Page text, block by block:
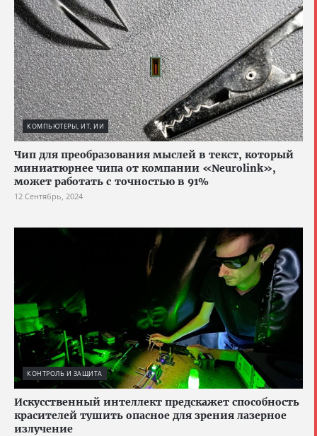
КОМПЬЮТЕРЫ, ИТ, ИИ
Чип для преобразования мыслей в текст, который
миниатюрнее чипа от компании «Neurolink»,
может работать с точностью в 91%
12 Сентябрь, 2024
КОНТРОЛЬ И ЗАЩИТА
Искусственный интеллект предскажет способность
красителей тушить опасное для зрения лазерное
излучение